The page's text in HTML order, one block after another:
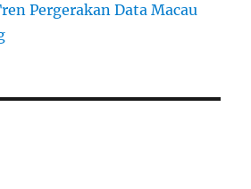
Pergerakan Data Macau